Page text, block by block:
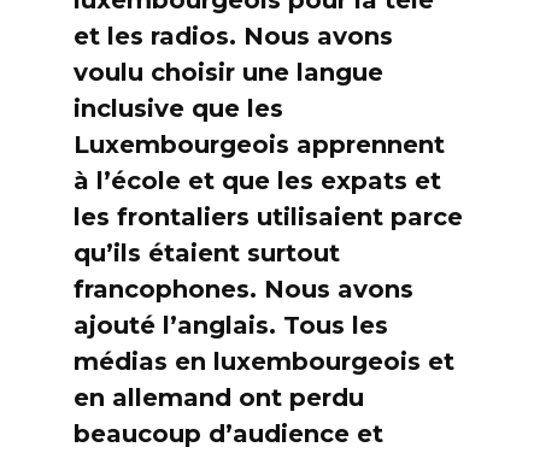
et les radios. Nous avons
voulu choisir une langue
inclusive que les
Luxembourgeois apprennent
à l’école et que les expats et
les frontaliers utilisaient parce
qu’ils étaient surtout
francophones. Nous avons
ajouté l’anglais. Tous les
médias en luxembourgeois et
en allemand ont perdu
beaucoup d’audience et